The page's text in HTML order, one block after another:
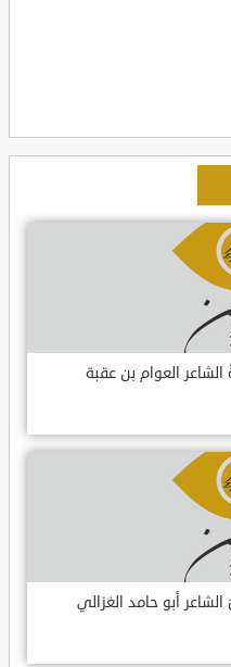
العوام بن عقبة
أبو حامد الغزالي